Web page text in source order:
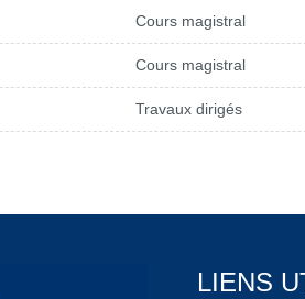
Cours magistral
Cours magistral
Travaux dirigés
LIENS